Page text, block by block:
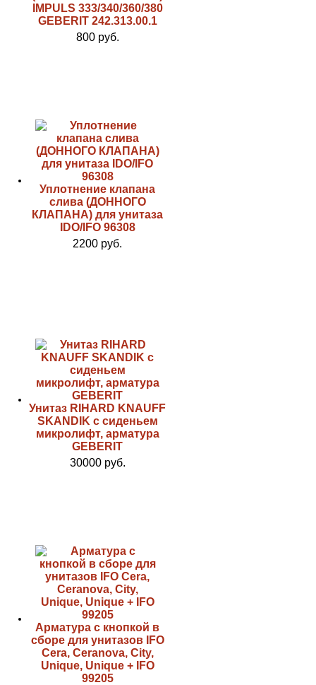
IMPULS 333/340/360/380
GEBERIT 242.313.00.1
800 руб.
Уплотнение клапана
слива (ДОННОГО
КЛАПАНА) для унитаза
IDO/IFO 96308
2200 руб.
Унитаз RIHARD KNAUFF
SKANDIK с сиденьем
микролифт, арматура
GEBERIT
30000 руб.
Арматура с кнопкой в
сборе для унитазов IFO
Cera, Ceranova, City,
Unique, Unique + IFO
99205